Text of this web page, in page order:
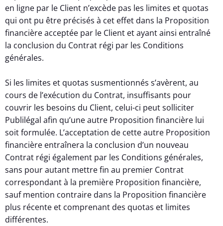
en ligne par le Client n’excède pas les limites et quotas
qui ont pu être précisés à cet effet dans la Proposition
financière acceptée par le Client et ayant ainsi entraîné
la conclusion du Contrat régi par les Conditions
générales.
Si les limites et quotas susmentionnés s’avèrent, au
cours de l’exécution du Contrat, insuffisants pour
couvrir les besoins du Client, celui-ci peut solliciter
Publilégal afin qu’une autre Proposition financière lui
soit formulée. L’acceptation de cette autre Proposition
financière entraînera la conclusion d’un nouveau
Contrat régi également par les Conditions générales,
sans pour autant mettre fin au premier Contrat
correspondant à la première Proposition financière,
sauf mention contraire dans la Proposition financière
plus récente et comprenant des quotas et limites
différentes.